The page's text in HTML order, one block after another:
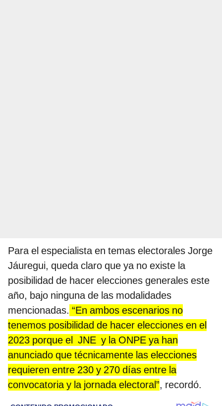
Para el especialista en temas electorales Jorge
Jáuregui, queda claro que ya no existe la
posibilidad de hacer elecciones generales este
año, bajo ninguna de las modalidades
mencionadas. “En ambos escenarios no
tenemos posibilidad de hacer elecciones en el
2023 porque el JNE y la ONPE ya han
anunciado que técnicamente las elecciones
requieren entre 230 y 270 días entre la
convocatoria y la jornada electoral”, recordó.